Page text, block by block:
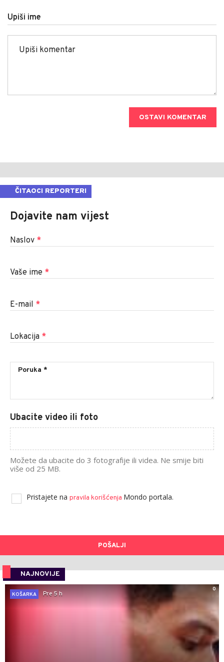
Upiši ime
OSTAVI KOMENTAR
ČITAOCI REPORTERI
Dojavite nam vijest
Naslov *
Vaše ime *
E-mail *
Lokacija *
Ubacite video ili foto
Možete da ubacite do 3 fotografije ili videa. Ne smije biti
više od 25 MB.
Pristajete na pravila korišćenja Mondo portala.
POŠALJI
NAJNOVIJE
0
KOŠARKA
Pre 5 h